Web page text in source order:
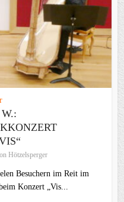
Hötzelsperger
Besuchern im Reit im
Konzert „Vis...